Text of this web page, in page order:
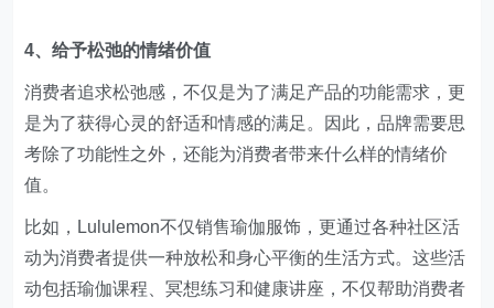
比如，Lululemon不仅销售瑜伽服饰，更通过各种社区活
动为消费者提供一种放松和身心平衡的生活方式。这些活
动包括瑜伽课程、冥想练习和健康讲座，不仅帮助消费者
减压，还创造了一个充满支持和鼓励的社区环境。
而近几年，很多人将lululemon瑜伽服外穿，这些人明显
地成为了“女性崛起”文化的代表，吸引着更多的女性加入
这个圈层。这是一种向外展示的情绪价值。